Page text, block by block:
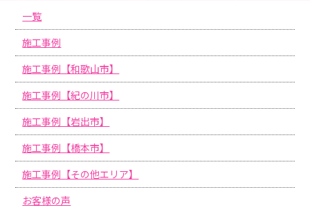
一覧
施工事例
施工事例【和歌山市】
施工事例【紀の川市】
施工事例【岩出市】
施工事例【橋本市】
施工事例【その他エリア】
お客様の声